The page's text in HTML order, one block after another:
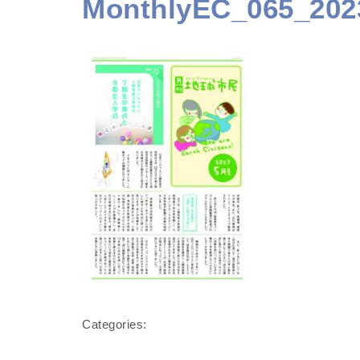
Categories: